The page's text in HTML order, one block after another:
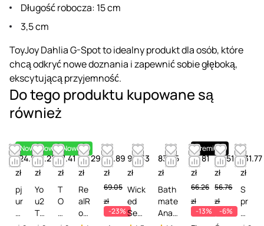
Długość robocza: 15 cm
3,5 cm
ToyJoy Dahlia G-Spot to idealny produkt dla osób, które
chcą odkryć nowe doznania i zapewnić sobie głęboką,
ekscytującą przyjemność.
Do tego produktu kupowane są
również
Nowość
124.87
zł
pj
ur
C
Nowość
52.21
zł
Yo
u2
To
Nowość
41.41
zł
T
O
YJ
49.29
zł
Re
alR
oc
52.89
zł
69.05
zł
-23%
90.53
zł
Wick
ed
Sens
83.25
zł
Bath
mate
Anal
Premium
57.81
zł
66.26
zł
-13%
53.51
zł
56.76
zł
-6%
131.77
zł
S
pr
a